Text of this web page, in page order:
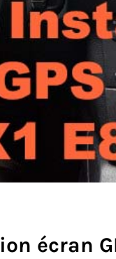
écran